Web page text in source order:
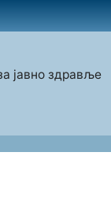
јавно здравље